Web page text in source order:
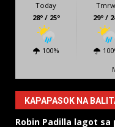
Today
28º / 25º
100%
29º /
KAPAPASOK NA
Robin Padilla lagot sa